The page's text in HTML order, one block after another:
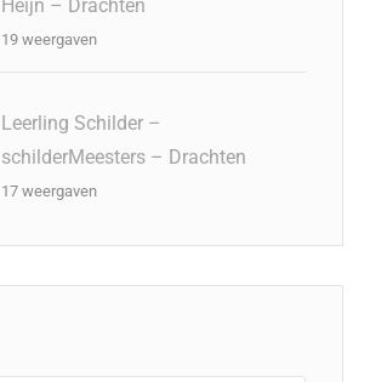
Heijn – Drachten
19 weergaven
Leerling Schilder –
schilderMeesters – Drachten
17 weergaven